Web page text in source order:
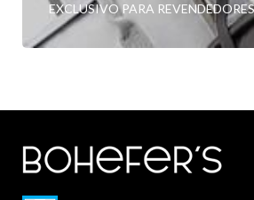
EXCLUSIVO PARA